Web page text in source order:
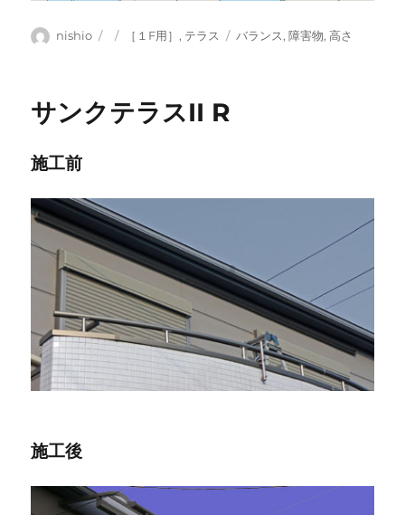
投
nishio
投
カ
ー
［１F用］, テラス
タ
バランス,障害物,高さ
サンクテラスII R
施工前
施工後